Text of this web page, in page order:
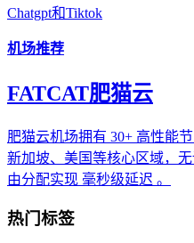
Chatgpt和Tiktok
机场推荐
FATCAT肥猫云
肥猫云机场拥有 30+ 高性能
新加坡、美国等核心区域，
由分配实现 毫秒级延迟 。
热门标签